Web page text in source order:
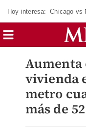
Hoy interesa: Chicago vs
Aumenta
vivienda
metro
más de